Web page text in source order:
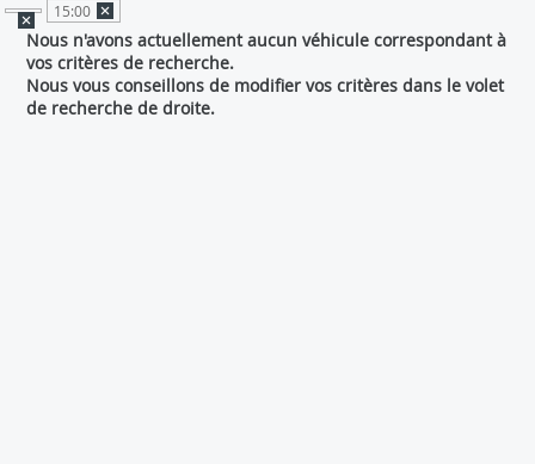
15:00
Nous n'avons actuellement aucun véhicule correspondant à
vos critères de recherche.
Nous vous conseillons de modifier vos critères dans le volet
de recherche de droite.